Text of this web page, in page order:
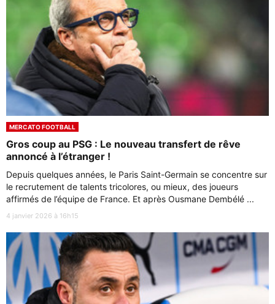
MERCATO FOOTBALL
Gros coup au PSG : Le nouveau transfert de rêve
annoncé à l’étranger !
Depuis quelques années, le Paris Saint-Germain se concentre sur
le recrutement de talents tricolores, ou mieux, des joueurs
affirmés de l’équipe de France. Et après Ousmane Dembélé ...
4 janvier 2026 à 16h15